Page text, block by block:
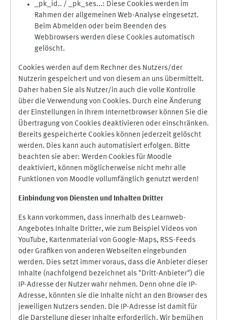
_pk_id.. / _pk_ses...: Diese Cookies werden im
Rahmen der allgemeinen Web-Analyse eingesetzt.
Beim Abmelden oder beim Beenden des
Webbrowsers werden diese Cookies automatisch
gelöscht.
Cookies werden auf dem Rechner des Nutzers/der
Nutzerin gespeichert und von diesem an uns übermittelt.
Daher haben Sie als Nutzer/in auch die volle Kontrolle
über die Verwendung von Cookies. Durch eine Änderung
der Einstellungen in Ihrem Internetbrowser können Sie die
Übertragung von Cookies deaktivieren oder einschränken.
Bereits gespeicherte Cookies können jederzeit gelöscht
werden. Dies kann auch automatisiert erfolgen. Bitte
beachten sie aber: Werden Cookies für Moodle
deaktiviert, können möglicherweise nicht mehr alle
Funktionen von Moodle vollumfänglich genutzt werden!
Einbindung von Diensten und Inhalten Dritter
Es kann vorkommen, dass innerhalb des Learnweb-
Angebotes Inhalte Dritter, wie zum Beispiel Videos von
YouTube, Kartenmaterial von Google-Maps, RSS-Feeds
oder Grafiken von anderen Webseiten eingebunden
werden. Dies setzt immer voraus, dass die Anbieter dieser
Inhalte (nachfolgend bezeichnet als "Dritt-Anbieter") die
IP-Adresse der Nutzer wahr nehmen. Denn ohne die IP-
Adresse, könnten sie die Inhalte nicht an den Browser des
jeweiligen Nutzers senden. Die IP-Adresse ist damit für
die Darstellung dieser Inhalte erforderlich. Wir bemühen